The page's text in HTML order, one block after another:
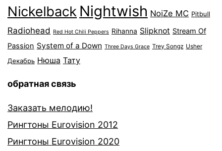
Nickelback Nightwish NoiZe MC Pitbull
Radiohead Red Hot Chili Peppers Rihanna Slipknot Stream Of
Passion System of a Down Three Days Grace Trey Songz Usher
Декабрь Нюша Тату
обратная связь
Заказать мелодию!
Рингтоны Eurovision 2012
Рингтоны Eurovision 2020